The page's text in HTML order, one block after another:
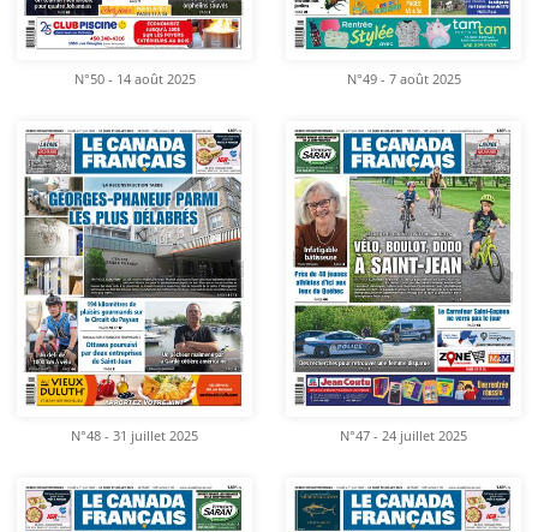
N°50 - 14 août 2025 N°49 - 7 août 2025
N°48 - 31 juillet 2025 N°47 - 24 juillet 2025